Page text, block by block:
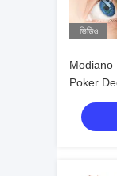
ভিডিও
Modiano
Poker
Cards